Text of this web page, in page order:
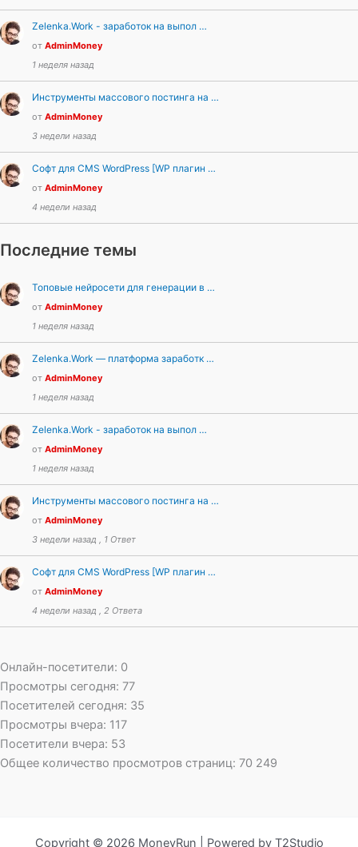
Zelenka.Work - заработок на выпол …
от AdminMoney
1 неделя назад
Инструменты массового постинга на …
от AdminMoney
3 недели назад
Софт для CMS WordPress [WP плагин …
от AdminMoney
4 недели назад
Последние темы
Топовые нейросети для генерации в …
от AdminMoney
1 неделя назад
Zelenka.Work — платформа заработк …
от AdminMoney
1 неделя назад
Zelenka.Work - заработок на выпол …
от AdminMoney
1 неделя назад
Инструменты массового постинга на …
от AdminMoney
3 недели назад , 1 Ответ
Софт для CMS WordPress [WP плагин …
от AdminMoney
4 недели назад , 2 Ответа
Онлайн-посетители: 0
Просмотры сегодня: 77
Посетителей сегодня: 35
Просмотры вчера: 117
Посетители вчера: 53
Общее количество просмотров страниц: 70 249
Copyright © 2026 MoneyRun | Powered by T2Studio